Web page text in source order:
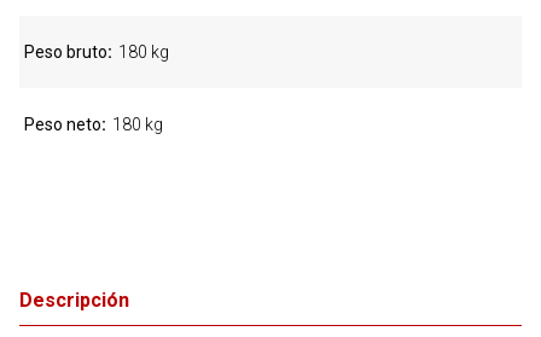
Descripción
Peso bruto 180 kg
Peso neto 180 kg